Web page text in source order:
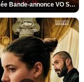
L'Odyssée Bande-annonce VO STFR